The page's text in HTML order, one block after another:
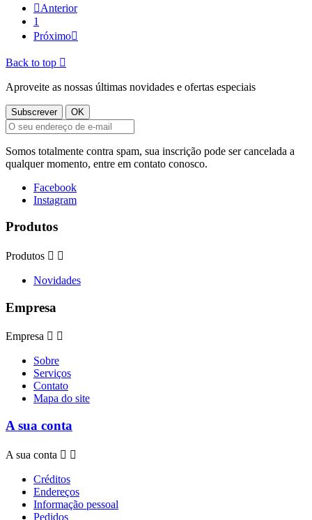
Anterior
1
Próximo
Back to top 
Aproveite as nossas últimas novidades e ofertas especiais
Somos totalmente contra spam, sua inscrição pode ser cancelada a
qualquer momento, entre em contato conosco.
Facebook
Instagram
Produtos
Produtos  
Novidades
Empresa
Empresa  
Sobre
Serviços
Contato
Mapa do site
A sua conta
A sua conta  
Créditos
Endereços
Informação pessoal
Pedidos